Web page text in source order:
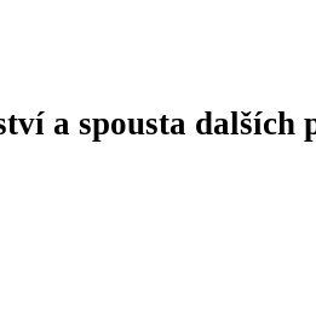
a spousta dalších